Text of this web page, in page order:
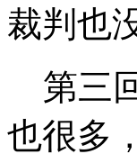
裁判也
第三
也很多